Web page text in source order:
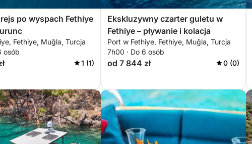
po wyspach Fethiye
Fethiye, Muğla, Turcja
osób
1 (1)
Ekskluzywny czarter guletu w
Fethiye – pływanie i kolacja
Port w Fethiye, Fethiye, Muğla, Turcja
7h00 · Do 6 osób
od 7 844 zł 0 (0)